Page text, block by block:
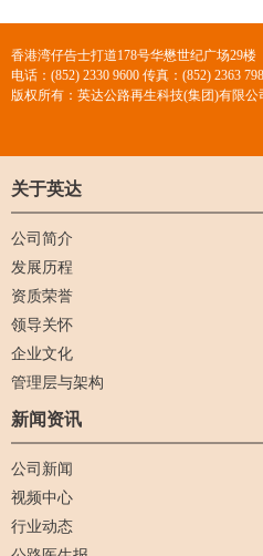
香港湾仔告士打道178号华懋世纪广场29楼
电话：(852) 2330 9600 传真：(852) 2363
版权所有：英达公路再生科技(集团)有限公
关于英达
公司简介
发展历程
资质荣誉
领导关怀
企业文化
管理层与架构
新闻资讯
公司新闻
视频中心
行业动态